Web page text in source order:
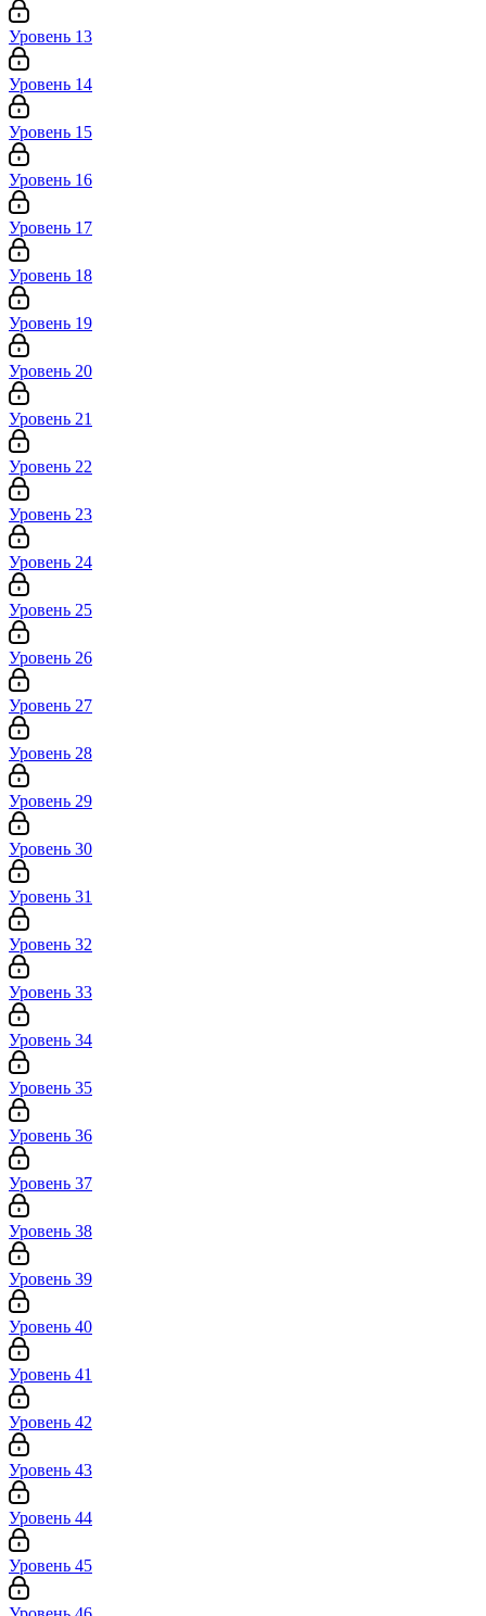
Уровень 13
Уровень 14
Уровень 15
Уровень 16
Уровень 17
Уровень 18
Уровень 19
Уровень 20
Уровень 21
Уровень 22
Уровень 23
Уровень 24
Уровень 25
Уровень 26
Уровень 27
Уровень 28
Уровень 29
Уровень 30
Уровень 31
Уровень 32
Уровень 33
Уровень 34
Уровень 35
Уровень 36
Уровень 37
Уровень 38
Уровень 39
Уровень 40
Уровень 41
Уровень 42
Уровень 43
Уровень 44
Уровень 45